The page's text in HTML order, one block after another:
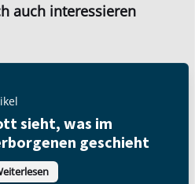
auch interessieren
sieht, was im
geschieht